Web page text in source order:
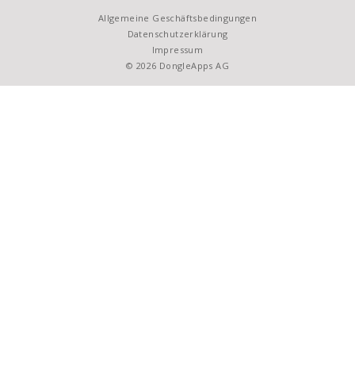
Allgemeine Geschäftsbedingungen
Datenschutzerklärung
Impressum
© 2026 DongleApps AG